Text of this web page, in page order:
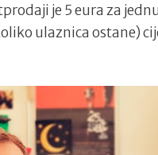
je 5 eura za
ulaznica ostane)